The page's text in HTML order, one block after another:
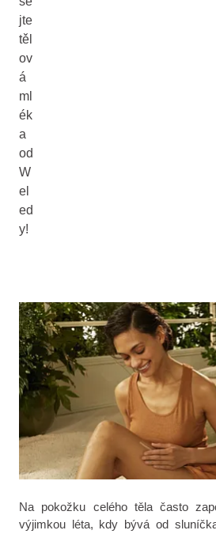
jte
těl
ov
á
ml
ék
a
od
W
el
ed
y!
Na pokožku celého těla často
výjimkou léta, kdy bývá od